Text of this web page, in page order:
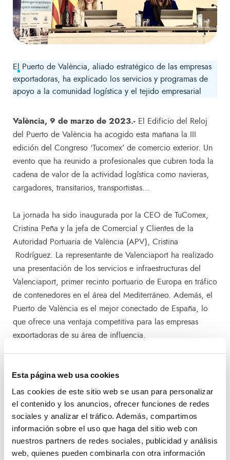
Esta página web usa cookies
Las cookies de este sitio web se usan para personalizar
el contenido y los anuncios, ofrecer funciones de redes
sociales y analizar el tráfico. Además, compartimos
información sobre el uso que haga del sitio web con
nuestros partners de redes sociales, publicidad y análisis
web, quienes pueden combinarla con otra información
El Puerto de València, aliado estratégico de las empresas
exportadoras, ha explicado los servicios y programas de
apoyo a la comunidad logística y el tejido empresarial
València, 9 de marzo de 2023.- El Edificio del Reloj
del Puerto de València ha acogido esta mañana la III
edición del Congreso ‘Tucomex’ de comercio exterior. Un
evento que ha reunido a profesionales que cubren toda la
cadena de valor de la actividad logística como navieras,
cargadores, transitarios, transportistas…
La jornada ha sido inaugurada por la CEO de TuComex,
Cristina Peña y la jefa de Comercial y Clientes de la
Autoridad Portuaria de València (APV), Cristina
Rodríguez. La representante de Valenciaport ha realizado
una presentación de los servicios e infraestructuras del
Valenciaport, primer recinto portuario de Europa en tráfico
de contenedores en el área del Mediterráneo. Además, el
Puerto de València es el mejor conectado de España, lo
que ofrece una ventaja competitiva para las empresas
exportadoras de su área de influencia.
secretaria general de la Asociación de Cargadores de
España; Lluis Rosa, presidente de la Asociación de
Transitarios ATEIA en València; José Manuel Martínez,
vicepresidente de la Asociación Española del Transporte;
o Ana Cartagena, jefa de Ventas en España de Maersk,
entre otros.